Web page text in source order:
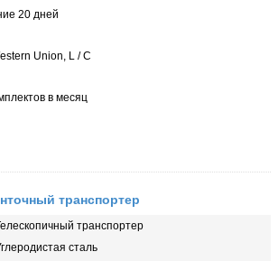
20 дней
Union, L / C
в месяц
транспортер
транспортер
сталь